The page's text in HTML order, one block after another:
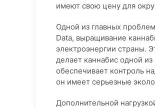
имеют свою цену для
Одной из главных
Data, выращивание
электроэнергии страны.
делает каннабис одной
обеспечивает контроль
он имеет серьезные
Дополнительной